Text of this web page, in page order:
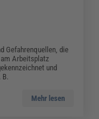
Gefahrenquellen, die
Arbeitsplatz
und
B.
Mehr lesen